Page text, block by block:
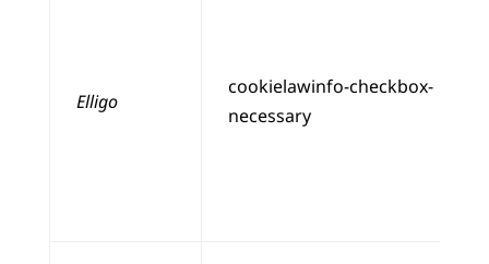
Elligo
cookielawinfo-checkbox-
necessary